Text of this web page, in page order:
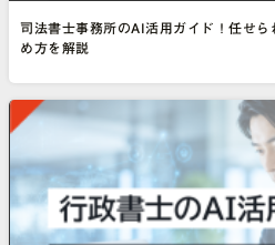
司法書士事務所のAI活用ガイド！任せ
め方を解説